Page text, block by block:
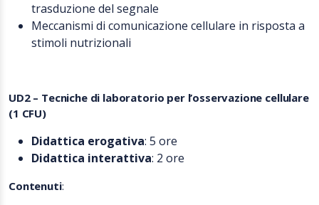
trasduzione del segnale
Meccanismi di comunicazione cellulare in risposta a
stimoli nutrizionali
UD2 – Tecniche di laboratorio per l’osservazione cellulare
(1 CFU)
Didattica erogativa: 5 ore
Didattica interattiva: 2 ore
Contenuti: